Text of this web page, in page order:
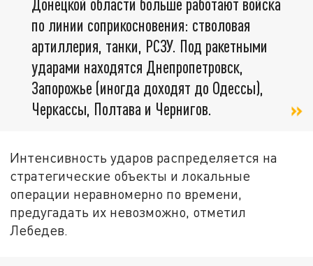
по линии соприкосновения: стволовая
артиллерия, танки, РСЗУ. Под ракетными
ударами находятся Днепропетровск,
Запорожье (иногда доходят до Одессы),
Черкассы, Полтава и Чернигов.
Интенсивность ударов распределяется на
стратегические объекты и локальные
операции неравномерно по времени,
предугадать их невозможно, отметил
Лебедев.